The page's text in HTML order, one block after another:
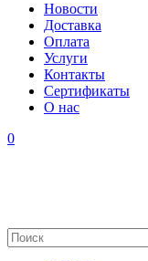
Новости
Доставка
Оплата
Услуги
Контакты
Cертификаты
О нас
0